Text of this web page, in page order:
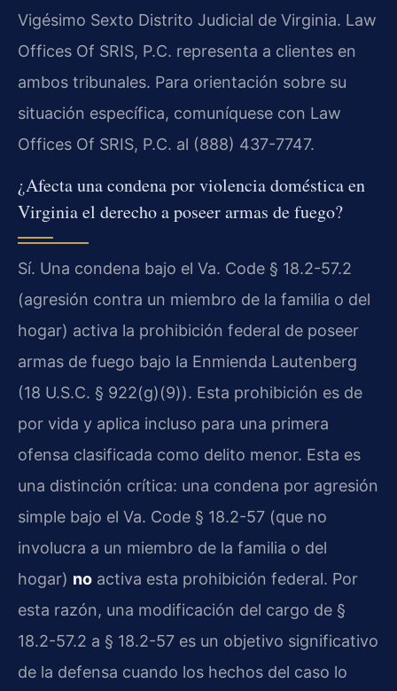
Vigésimo Sexto Distrito Judicial de Virginia. Law
Offices Of SRIS, P.C. representa a clientes en
ambos tribunales. Para orientación sobre su
situación específica, comuníquese con Law
Offices Of SRIS, P.C. al (888) 437-7747.
¿Afecta una condena por violencia doméstica en
Virginia el derecho a poseer armas de fuego?
Sí. Una condena bajo el Va. Code § 18.2-57.2
(agresión contra un miembro de la familia o del
hogar) activa la prohibición federal de poseer
armas de fuego bajo la Enmienda Lautenberg
(18 U.S.C. § 922(g)(9)). Esta prohibición es de
por vida y aplica incluso para una primera
ofensa clasificada como delito menor. Esta es
una distinción crítica: una condena por agresión
simple bajo el Va. Code § 18.2-57 (que no
involucra a un miembro de la familia o del
hogar) no activa esta prohibición federal. Por
esta razón, una modificación del cargo de §
18.2-57.2 a § 18.2-57 es un objetivo significativo
de la defensa cuando los hechos del caso lo